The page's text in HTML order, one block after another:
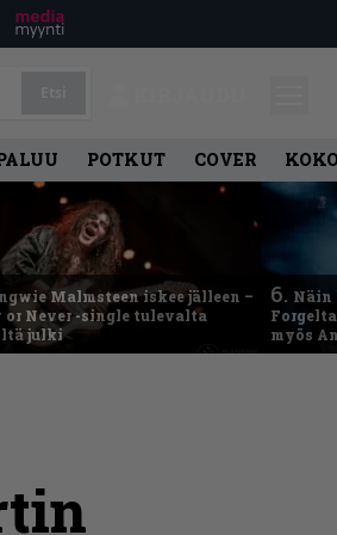
POTKUT COVER
Malmsteen iskee jälleen –
or Never -single tulevalta
julki
6. Näin
myös